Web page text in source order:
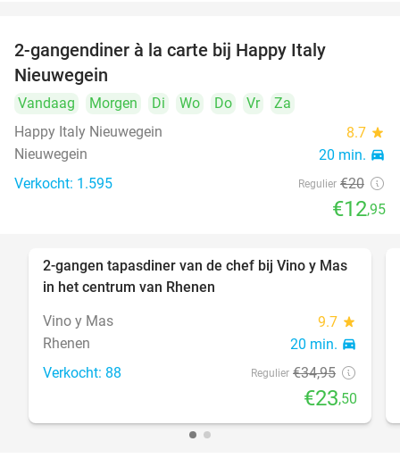
2-gangendiner à la carte bij Happy Italy
Nieuwegein
Vandaag Morgen Di Wo Do Vr
Za
Happy Italy Nieuwegein
8.7 star
Nieuwegein 20 min. directions_car
Verkocht: 1.595 Regulier €20
€12,95
33%
2-gangen tapasdiner van de chef bij Vino y Mas
in het centrum van Rhenen
Vino y Mas
9.7 star
Rhenen 20 min. directions_car
Verkocht: 88 Regulier €34,95
€23,50